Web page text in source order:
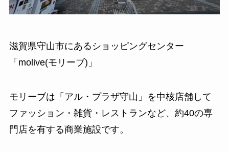
滋賀県守山市にあるショッピングセンター
「molive(モリーブ)」
モリーブは「アル・プラザ守山」を中核店舗して
ファッション・雑貨・レストランなど、約40の専
門店を有する商業施設です。